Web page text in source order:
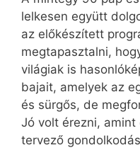
lelkesen együtt
az előkészített
megtapasztalni,
világiak is
bajait, amelyek az
és sürgős, de
Jó volt érezni,
tervező